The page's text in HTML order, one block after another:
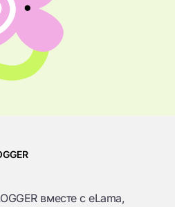
вместе с eLama,